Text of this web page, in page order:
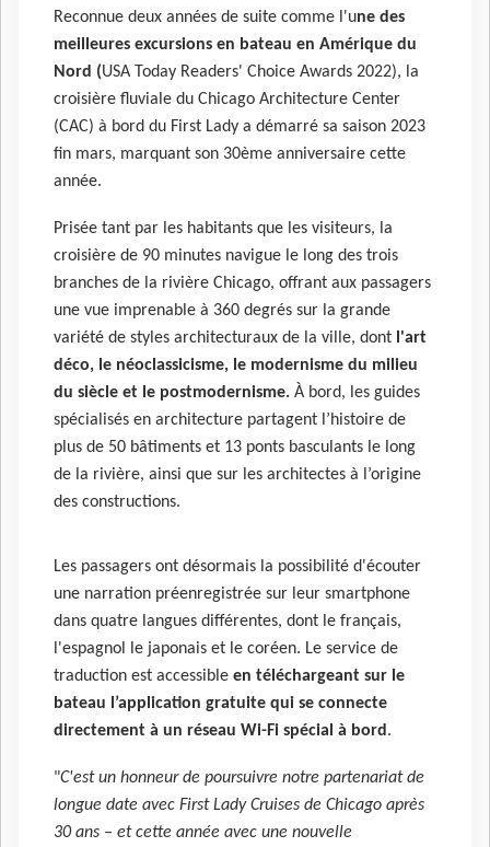
Reconnue deux années de suite comme l'une des
meilleures excursions en bateau en Amérique du
Nord (USA Today Readers' Choice Awards 2022), la
croisière fluviale du Chicago Architecture Center
(CAC) à bord du First Lady a démarré sa saison 2023
fin mars, marquant son 30ème anniversaire cette
année.
Prisée tant par les habitants que les visiteurs, la
croisière de 90 minutes navigue le long des trois
branches de la rivière Chicago, offrant aux passagers
une vue imprenable à 360 degrés sur la grande
variété de styles architecturaux de la ville, dont l'art
déco, le néoclassicisme, le modernisme du milieu
du siècle et le postmodernisme. À bord, les guides
spécialisés en architecture partagent l’histoire de
plus de 50 bâtiments et 13 ponts basculants le long
de la rivière, ainsi que sur les architectes à l’origine
des constructions.
Les passagers ont désormais la possibilité d'écouter
une narration préenregistrée sur leur smartphone
dans quatre langues différentes, dont le français,
l'espagnol le japonais et le coréen. Le service de
traduction est accessible en téléchargeant sur le
bateau l’application gratuite qui se connecte
directement à un réseau Wi-Fi spécial à bord.
"C'est un honneur de poursuivre notre partenariat de
longue date avec First Lady Cruises de Chicago après
30 ans – et cette année avec une nouvelle